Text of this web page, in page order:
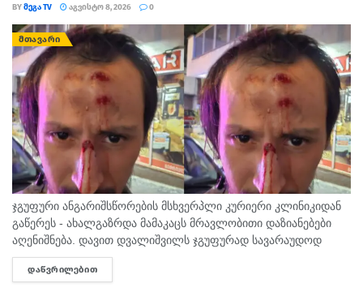
BYᲛᲔᲒᲐ TV ᲐᲒᲕᲘᲡᲢᲝ 8, 2026 0
ᲛᲗᲐᲕᲐᲠᲘ
ჯგუფური ანგარიშსწორების მსხვერპლი კურიერი კლინიკიდან
გაწერეს - ახალგაზრდა მამაკაცს მრავლობითი დაზიანებები
აღენიშნება. დავით დვალიშვილს ჯგუფურად სავარაუდოდ
ხუთამდე მოზარდი გუშინ გაუსწორდა. ჯერ-ჯერობით
თავდამსხმელების დაკავების შესახებ ინფორმაცია არ
ᲓᲐᲬᲕᲠᲘᲚᲔᲑᲘᲗ